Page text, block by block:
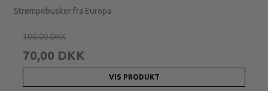
Strømpebusker fra Europa.
100,00 DKK
70,00 DKK
VIS PRODUKT